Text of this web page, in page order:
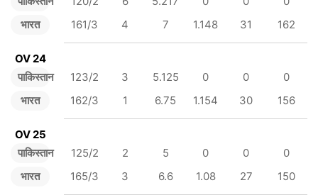
भारत
161/3
4 7 1.148 31 162
OV 24
पाकिस्तान
भारत
123/2 3 5.125 0 0
0
162/3
1 6.75 1.154 30 156
OV 25
पाकिस्तान
भारत
125/2 2 5 0 0
0
165/3
3 6.6 1.08 27 150